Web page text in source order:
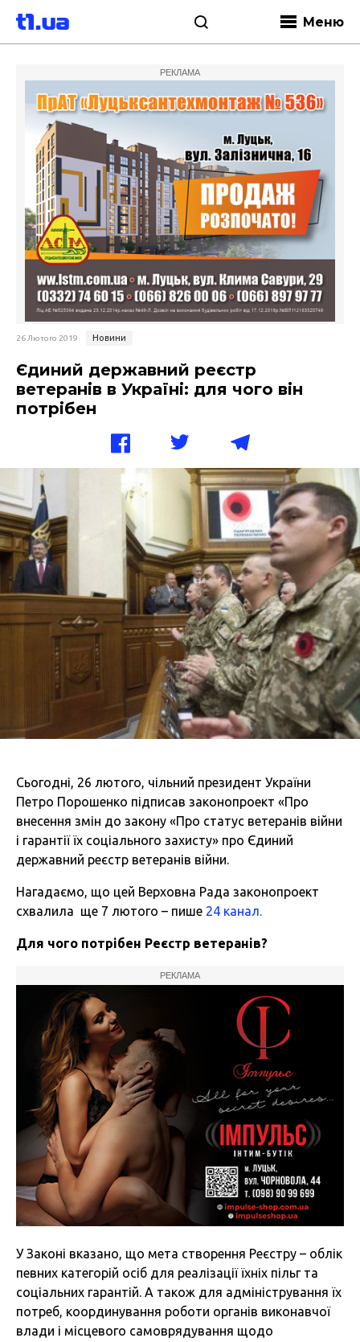
Меню
РЕКЛАМА
26 Лютого 2019 Новини
Єдиний державний реєстр
ветеранів в Україні: для чого він
потрібен
Сьогодні, 26 лютого, чільний президент України
Петро Порошенко підписав законопроект «Про
внесення змін до закону «Про статус ветеранів війни
і гарантії їх соціального захисту» про Єдиний
державний реєстр ветеранів війни.
Нагадаємо, що цей Верховна Рада законопроект
схвалила ще 7 лютого – пише 24 канал.
Для чого потрібен Реєстр ветеранів?
РЕКЛАМА
У Законі вказано, що мета створення Реєстру – облік
певних категорій осіб для реалізації їхніх пільг та
соціальних гарантій. А також для адміністрування їх
потреб, координування роботи органів виконавчої
влади і місцевого самоврядування щодо